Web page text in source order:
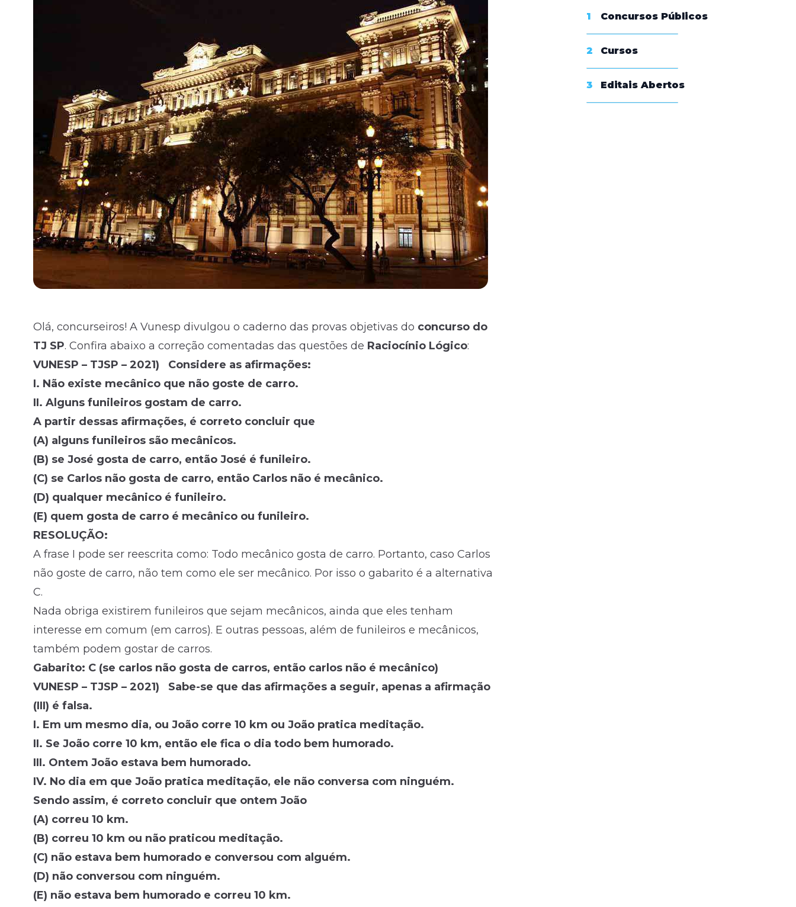
Olá, concurseiros! A Vunesp divulgou o caderno das provas objetivas do concurso do
TJ SP. Confira abaixo a correção comentadas das questões de Raciocínio Lógico:
VUNESP – TJSP – 2021) Considere as afirmações:
I. Não existe mecânico que não goste de carro.
II. Alguns funileiros gostam de carro.
A partir dessas afirmações, é correto concluir que
(A) alguns funileiros são mecânicos.
(B) se José gosta de carro, então José é funileiro.
(C) se Carlos não gosta de carro, então Carlos não é mecânico.
(D) qualquer mecânico é funileiro.
(E) quem gosta de carro é mecânico ou funileiro.
RESOLUÇÃO:
A frase I pode ser reescrita como: Todo mecânico gosta de carro. Portanto, caso Carlos
não goste de carro, não tem como ele ser mecânico. Por isso o gabarito é a alternativa
C.
Nada obriga existirem funileiros que sejam mecânicos, ainda que eles tenham
interesse em comum (em carros). E outras pessoas, além de funileiros e mecânicos,
também podem gostar de carros.
Gabarito: C (se carlos não gosta de carros, então carlos não é mecânico)
VUNESP – TJSP – 2021) Sabe-se que das afirmações a seguir, apenas a afirmação
(III) é falsa.
I. Em um mesmo dia, ou João corre 10 km ou João pratica meditação.
II. Se João corre 10 km, então ele fica o dia todo bem humorado.
III. Ontem João estava bem humorado.
IV. No dia em que João pratica meditação, ele não conversa com ninguém.
Sendo assim, é correto concluir que ontem João
(A) correu 10 km.
(B) correu 10 km ou não praticou meditação.
(C) não estava bem humorado e conversou com alguém.
(D) não conversou com ninguém.
(E) não estava bem humorado e correu 10 km.
1 Concursos Públicos
2 Cursos
3 Editais Abertos